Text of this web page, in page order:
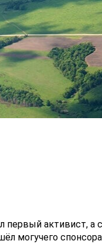
первый активист, а
могучего